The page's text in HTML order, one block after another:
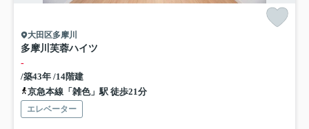
大田区多摩川
多摩川芙蓉ハイツ
-
/築43年 /14階建
京急本線「雑色」駅 徒歩21分
エレベーター